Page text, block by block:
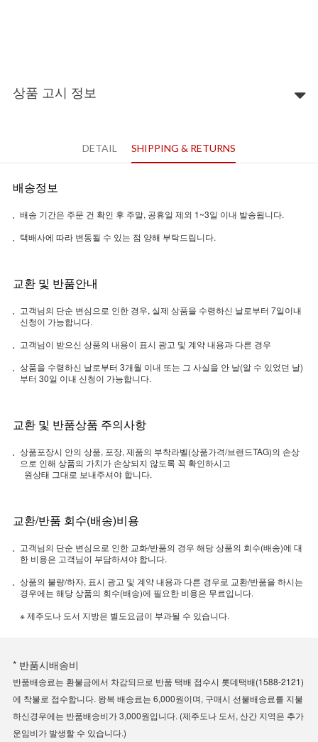
상품 고시 정보
DETAIL SHIPPING & RETURNS
배송정보
배송 기간은 주문 건 확인 후 주말, 공휴일 제외 1~3일 이내 발송됩니다.
택배사에 따라 변동될 수 있는 점 양해 부탁드립니다.
교환 및 반품안내
고객님의 단순 변심으로 인한 경우, 실제 상품을 수령하신 날로부터 7일이내
신청이 가능합니다.
고객님이 받으신 상품의 내용이 표시 광고 및 계약 내용과 다른 경우
상품을 수령하신 날로부터 3개월 이내 또는 그 사실을 안 날(알 수 있었던 날)
부터 30일 이내 신청이 가능합니다.
교환 및 반품상품 주의사항
상품포장시 안의 상품, 포장, 제품의 부착라벨(상품가격/브랜드TAG)의 손상
으로 인해 상품의 가치가 손상되지 않도록 꼭 확인하시고
원상태 그대로 보내주셔야 합니다.
교환/반품 회수(배송)비용
고객님의 단순 변심으로 인한 교화/반품의 경우 해당 상품의 회수(배송)에 대
한 비용은 고객님이 부담하셔야 합니다.
상품의 불량/하자, 표시 광고 및 계약 내용과 다른 경우로 교환/반품을 하시는
경우에는 해당 상품의 회수(배송)에 필요한 비용은 무료입니다.
※ 제주도나 도서 지방은 별도요금이 부과될 수 있습니다.
* 반품시배송비
반품배송료는 환불금에서 차감되므로 반품 택배 접수시 롯데택배(1588-2121)
에 착불로 접수합니다. 왕복 배송료는 6,000원이며, 구매시 선불배송료를 지불
하신경우에는 반품배송비가 3,000원입니다. (제주도나 도서, 산간 지역은 추가
운임비가 발생할 수 있습니다.)